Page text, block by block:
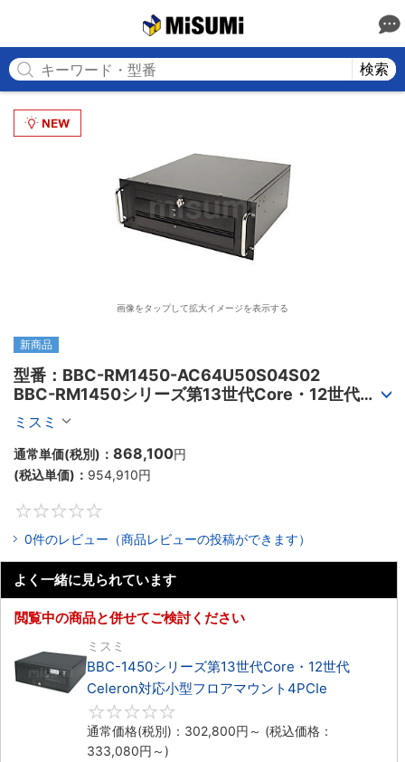
検索
画像をタップして拡大イメージを表示する
新商品
型番：BBC-RM1450-AC64U50S04S02
BBC-RM1450シリーズ第13世代Core・12世代
Celeron対応ラックマウント4PCIe
ミスミ
通常単価(税別)： 868,100円
(税込単価)： 954,910円
0件のレビュー（商品レビューの投稿ができます）
よく一緒に見られています
閲覧中の商品と併せてご検討ください
ミスミ
BBC-1450シリーズ第13世代Core・12世代
Celeron対応小型フロアマウント4PCIe
通常価格(税別)： 302,800円 ～ (税込価格：
333,080円 ～)